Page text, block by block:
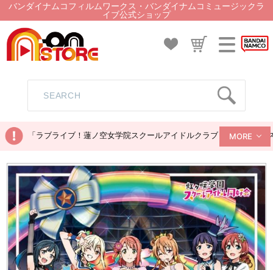
バンダイナムコフィルムワークス・バンダイナムコミュージックラ
イブ公式ショップ
「ラブライブ！蓮ノ空女学院スクールアイドルクラブ ぬいぐるみ
MORE